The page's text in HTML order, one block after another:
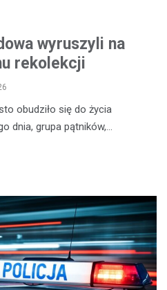
wyruszyli na
rekolekcji
obudziło się do życia
dnia, grupa pątników,…